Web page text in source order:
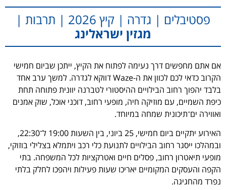
פסטיבלים | גדרה | קיץ 2026 | תרבות |
מגזין ישראלינג
אם אתם מחפשים דרך נעימה לפתוח את הקיץ, ייתכן שביום חמישי
הקרוב כדאי לכם לכוון את ה-Waze דווקא לגדרה. למשך ערב אחד
בלבד יהפוך רחוב הבילויים ההיסטורי לטברנה יוונית פתוחה תחת
כיפת השמיים, עם מוזיקה חיה, מופעי רחוב, דוכני אוכל, שוק אמנים
ואווירה ים־תיכונית שמחה במיוחד.
האירוע יתקיים ביום חמישי, 25 ביוני, בין השעות 19:00 ל־22:30,
ובמהלכו ייסגר רחוב הבילויים לתנועת כלי רכב ויתמלא בצלילי בוזוקי,
מופעי תיאטרון רחוב, פסלים חיים ואטרקציות לכל המשפחה. בתי
הקפה והעסקים המקומיים יאריכו שעות פעילות ויהפכו לחלק בלתי
נפרד מהחגיגה.